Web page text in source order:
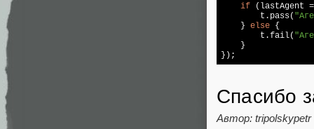
if (lastAgent
        t.pass(
    }
else {
        t.fail(
    }
});
Спасибо
Автор: tripolskypetr